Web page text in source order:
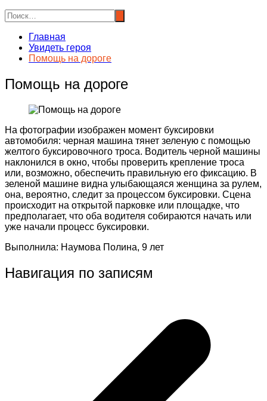
Главная
Увидеть героя
Помощь на дороге
Помощь на дороге
На фотографии изображен момент буксировки
автомобиля: черная машина тянет зеленую с помощью
желтого буксировочного троса. Водитель черной машины
наклонился в окно, чтобы проверить крепление троса
или, возможно, обеспечить правильную его фиксацию. В
зеленой машине видна улыбающаяся женщина за рулем,
она, вероятно, следит за процессом буксировки. Сцена
происходит на открытой парковке или площадке, что
предполагает, что оба водителя собираются начать или
уже начали процесс буксировки.
Выполнила: Наумова Полина, 9 лет
Навигация по записям